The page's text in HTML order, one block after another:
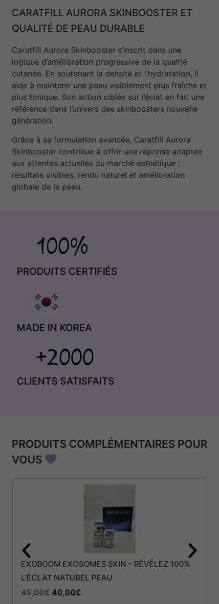
CARATFILL AURORA SKINBOOSTER ET
QUALITÉ DE PEAU DURABLE
Caratfill Aurora Skinbooster s’inscrit dans une
logique d’amélioration progressive de la qualité
cutanée. En soutenant la densité et l’hydratation, il
aide à maintenir une peau visiblement plus fraîche et
plus tonique. Son action ciblée sur l’éclat en fait une
référence dans l’univers des skinboosters nouvelle
génération.
Grâce à sa formulation avancée, Caratfill Aurora
Skinbooster contribue à offrir une réponse adaptée
aux attentes actuelles du marché esthétique :
résultats visibles, rendu naturel et amélioration
globale de la peau.
PRODUITS CERTIFIÉS
MADE IN KOREA
CLIENTS SATISFAITS
PRODUITS COMPLÉMENTAIRES POUR
VOUS
EXOBOOM EXOSOMES SKIN – RÉVÉLEZ 100%
L’ÉCLAT NATUREL PEAU
45,00€ 40,00€